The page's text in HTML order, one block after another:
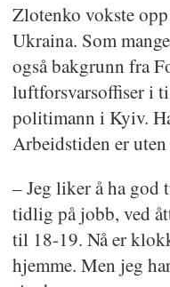
Zlotenko vokste
Ukraina. Som
også bakgrunn fra
luftforsvarsoffiser i
politimann i Kyiv.
Arbeidstiden er uten
– Jeg liker å ha god
tidlig på jobb, ved
til 18-19. Nå er
hjemme. Men jeg